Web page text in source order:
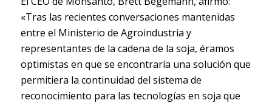
«Tras las recientes conversaciones mantenidas
entre el Ministerio de Agroindustria y
representantes de la cadena de la soja, éramos
optimistas en que se encontraría una solución que
permitiera la continuidad del sistema de
reconocimiento para las tecnologías en soja que